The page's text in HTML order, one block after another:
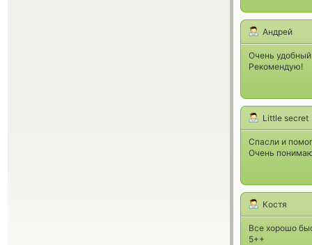
Андрей
Очень
Рекомендую!
Little secret
Спасли и
Очень
Костя
Все хорошо
5++